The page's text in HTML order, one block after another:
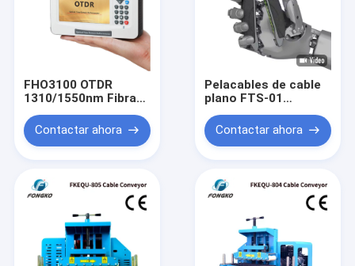
FHO3100 OTDR
1310/1550nm Fibra
óptica OTDR Pantalla
táctil VFL OLS OPM
Mapa de eventos
Contactar ahora
Pelacables de cable
plano FTS-01
Pelacables de fibra
óptica
Contactar ahora